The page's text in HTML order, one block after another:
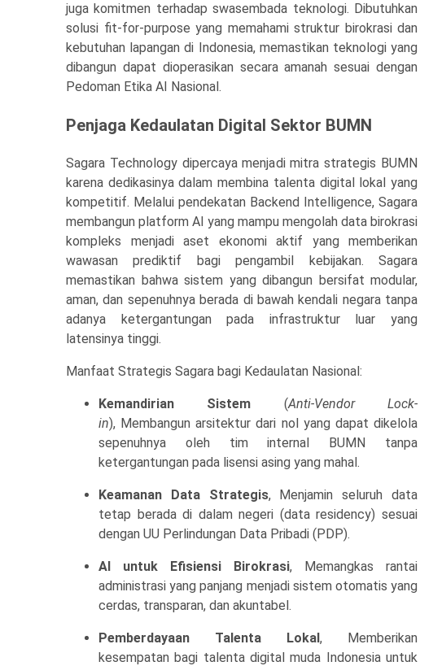
juga komitmen terhadap swasembada teknologi. Dibutuhkan
solusi fit-for-purpose yang memahami struktur birokrasi dan
kebutuhan lapangan di Indonesia, memastikan teknologi yang
dibangun dapat dioperasikan secara amanah sesuai dengan
Pedoman Etika AI Nasional.
Penjaga Kedaulatan Digital Sektor BUMN
Sagara Technology dipercaya menjadi mitra strategis BUMN
karena dedikasinya dalam membina talenta digital lokal yang
kompetitif. Melalui pendekatan Backend Intelligence, Sagara
membangun platform AI yang mampu mengolah data birokrasi
kompleks menjadi aset ekonomi aktif yang memberikan
wawasan prediktif bagi pengambil kebijakan. Sagara
memastikan bahwa sistem yang dibangun bersifat modular,
aman, dan sepenuhnya berada di bawah kendali negara tanpa
adanya ketergantungan pada infrastruktur luar yang
latensinya tinggi.
Manfaat Strategis Sagara bagi Kedaulatan Nasional:
Kemandirian Sistem (Anti-Vendor Lock-
in), Membangun arsitektur dari nol yang dapat dikelola
sepenuhnya oleh tim internal BUMN tanpa
ketergantungan pada lisensi asing yang mahal.
Keamanan Data Strategis, Menjamin seluruh data
tetap berada di dalam negeri (data residency) sesuai
dengan UU Perlindungan Data Pribadi (PDP).
AI untuk Efisiensi Birokrasi, Memangkas rantai
administrasi yang panjang menjadi sistem otomatis yang
cerdas, transparan, dan akuntabel.
Pemberdayaan Talenta Lokal, Memberikan
kesempatan bagi talenta digital muda Indonesia untuk